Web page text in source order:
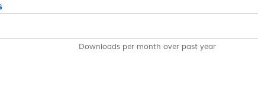
Downloads per month over past year